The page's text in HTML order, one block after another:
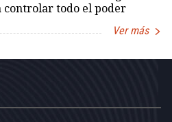
todo el poder
Ver más